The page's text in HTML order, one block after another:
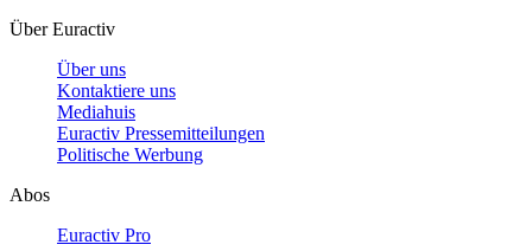
Über Euractiv
Über uns
Kontaktiere uns
Mediahuis
Euractiv Pressemitteilungen
Politische Werbung
Abos
Euractiv Pro